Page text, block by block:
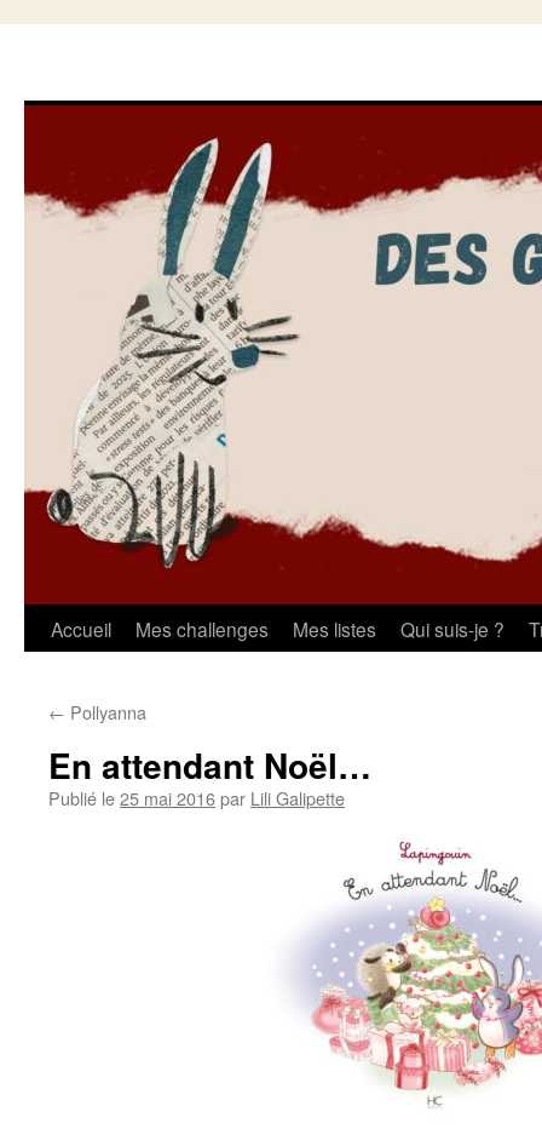
Aller
contenu
Accueil Mes challenges Mes listes Qui suis-je ?
← Pollyanna
En attendant Noël…
Publié le25 mai 2016par Lili Galipette